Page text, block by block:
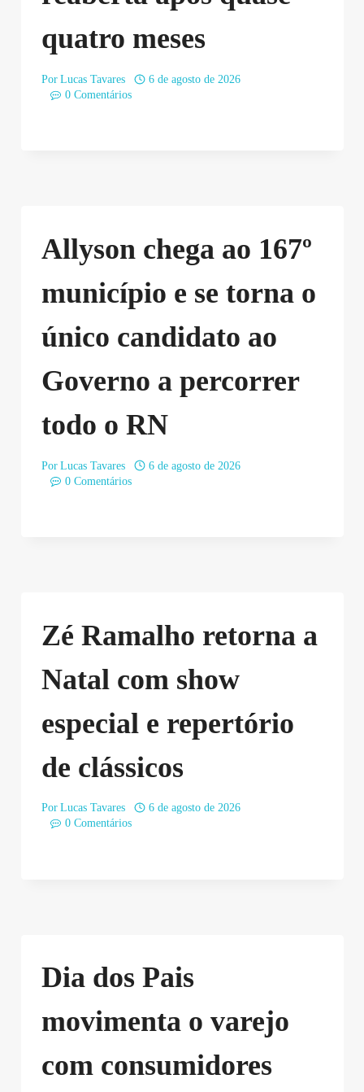
quatro meses
Por Lucas Tavares
6 de agosto de 2026
0 Comentários
Allyson chega ao 167º
município e se torna o
único candidato ao
Governo a percorrer
todo o RN
Por Lucas Tavares
6 de agosto de 2026
0 Comentários
Zé Ramalho retorna a
Natal com show
especial e repertório
de clássicos
Por Lucas Tavares
6 de agosto de 2026
0 Comentários
Dia dos Pais
movimenta o varejo
com consumidores